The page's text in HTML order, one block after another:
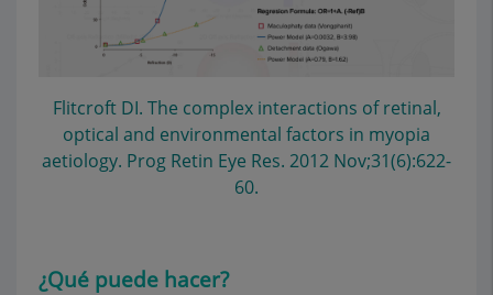
Flitcroft DI. The complex interactions of retinal,
optical and environmental factors in myopia
aetiology. Prog Retin Eye Res. 2012 Nov;31(6):622-
60.
¿Qué puede hacer?